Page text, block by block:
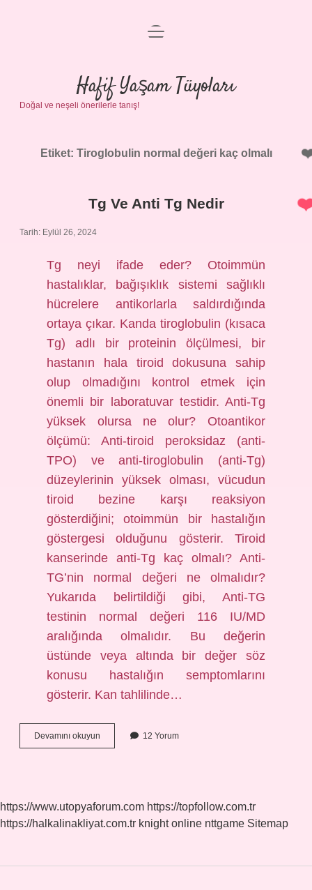
Anasayfa
Gizlilik Politikası
Yasal Uyarı
menüyü
Hafif Yaşam Tüyoları
Doğal ve neşeli önerilerle tanış!
Etiket: Tiroglobulin normal değeri kaç olmalı
Tg Ve Anti Tg Nedir
Tarih: Eylül 26, 2024
Tg neyi ifade eder? Otoimmün
hastalıklar, bağışıklık sistemi sağlıklı
hücrelere antikorlarla saldırdığında
ortaya çıkar. Kanda tiroglobulin (kısaca
Tg) adlı bir proteinin ölçülmesi, bir
hastanın hala tiroid dokusuna sahip
olup olmadığını kontrol etmek için
önemli bir laboratuvar testidir. Anti-Tg
yüksek olursa ne olur? Otoantikor
ölçümü: Anti-tiroid peroksidaz (anti-
TPO) ve anti-tiroglobulin (anti-Tg)
düzeylerinin yüksek olması, vücudun
tiroid bezine karşı reaksiyon
gösterdiğini; otoimmün bir hastalığın
göstergesi olduğunu gösterir. Tiroid
kanserinde anti-Tg kaç olmalı? Anti-
TG’nin normal değeri ne olmalıdır?
Yukarıda belirtildiği gibi, Anti-TG
testinin normal değeri 116 IU/MD
aralığında olmalıdır. Bu değerin
üstünde veya altında bir değer söz
konusu hastalığın semptomlarını
gösterir. Kan tahlilinde…
Devamını okuyun
Ve
12 Yorum
https://www.utopyaforum.com https://topfollow.com.tr
https://halkalinakliyat.com.tr knight online nttgame Sitemap